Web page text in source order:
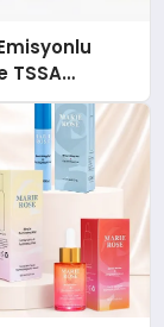
TSSA